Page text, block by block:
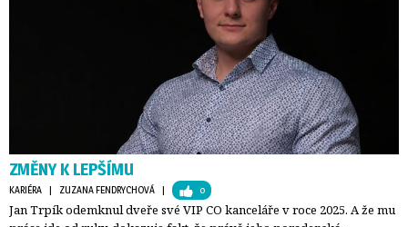
ZMĚNY K LEPŠÍMU
KARIÉRA | ZUZANA FENDRYCHOVÁ | 0
Jan Trpík odemknul dveře své VIP CO kanceláře v roce 2025. A že mu